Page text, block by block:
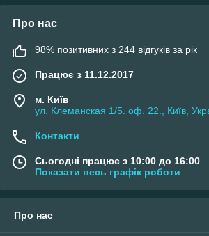
Про нас
98% позитивних з 244 відгуків за рік
Працює з 11.12.2017
м. Київ
ул. Клеманская 1/5. оф. 22., Київ,
Контакти
Сьогодні працює з 10:00 до 16:00
Показати весь графік роботи
Про нас